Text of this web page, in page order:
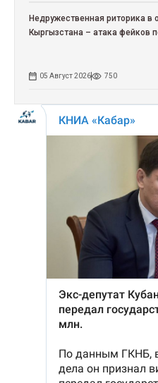
Недружественная риторика в
Кыргызстана – атака фейков
05 Август 2026 750